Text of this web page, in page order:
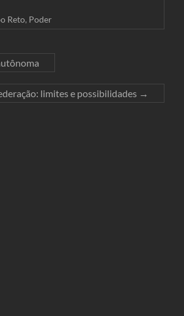
Reto, Poder
limites e possibilidades →